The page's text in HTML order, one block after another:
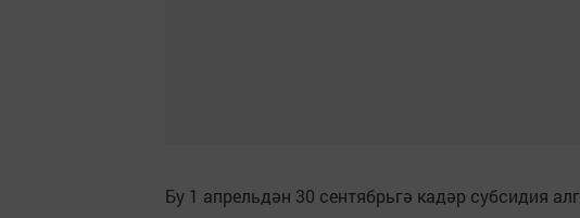
Бу 1 апрельдән 30 сентябрьгә кадәр субсидия